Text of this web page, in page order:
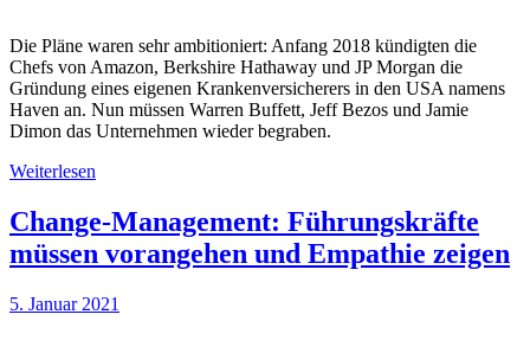
Die Pläne waren sehr ambitioniert: Anfang 2018 kündigten die
Chefs von Amazon, Berkshire Hathaway und JP Morgan die
Gründung eines eigenen Krankenversicherers in den USA namens
Haven an. Nun müssen Warren Buffett, Jeff Bezos und Jamie
Dimon das Unternehmen wieder begraben.
Weiterlesen
Change-Management: Führungskräfte
müssen vorangehen und Empathie zeigen
5. Januar 2021